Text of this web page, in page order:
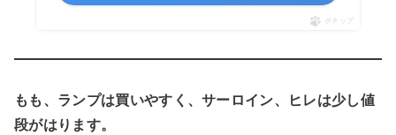
ポチップ
もも、ランプは買いやすく、サーロイン、ヒレは少し値
段がはります。